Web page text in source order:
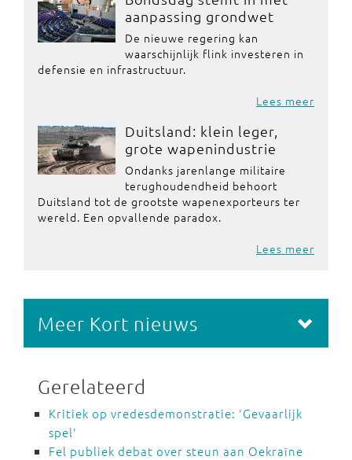
aanpassing grondwet
De nieuwe regering kan
waarschijnlijk flink investeren in
defensie en infrastructuur.
Lees meer
Duitsland: klein leger,
grote wapenindustrie
Ondanks jarenlange militaire
terughoudendheid behoort
Duitsland tot de grootste wapenexporteurs ter
wereld. Een opvallende paradox.
Lees meer
Meer Kort nieuws
Gerelateerd
Kritiek op vredesdemonstratie: 'Gevaarlijk
spel'
Fel publiek debat over steun aan Oekraïne